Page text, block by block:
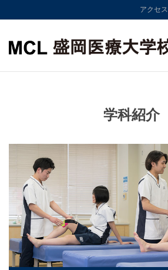
アクセス
学科紹介